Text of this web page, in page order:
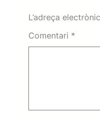
L’adreça
Comentari *